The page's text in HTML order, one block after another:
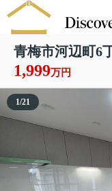
青梅市河辺町6
1,999万円
1/21